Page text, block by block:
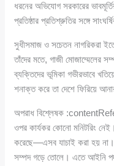
ধরনের অভিযোগ সরকারের
প্রতিষ্ঠার প্রতিশ্রুতির সঙ্গে
সুধীসমাজ ও সচেতন নাগরিকরা
তাঁদের মতে, গাজী মোজাম্মেলের
ব্যক্তিদের ভূমিকা গভীরভাবে
শনাক্ত করে তা দেশে ফিরিয়ে
অপরাধ বিশ্লেষক
ওপর কার্যকর কোনো মনিটরিং
করেছে—এসব যাচাই করা হয় না।
সম্পদ গড়ে তোলে। এতে আইনি